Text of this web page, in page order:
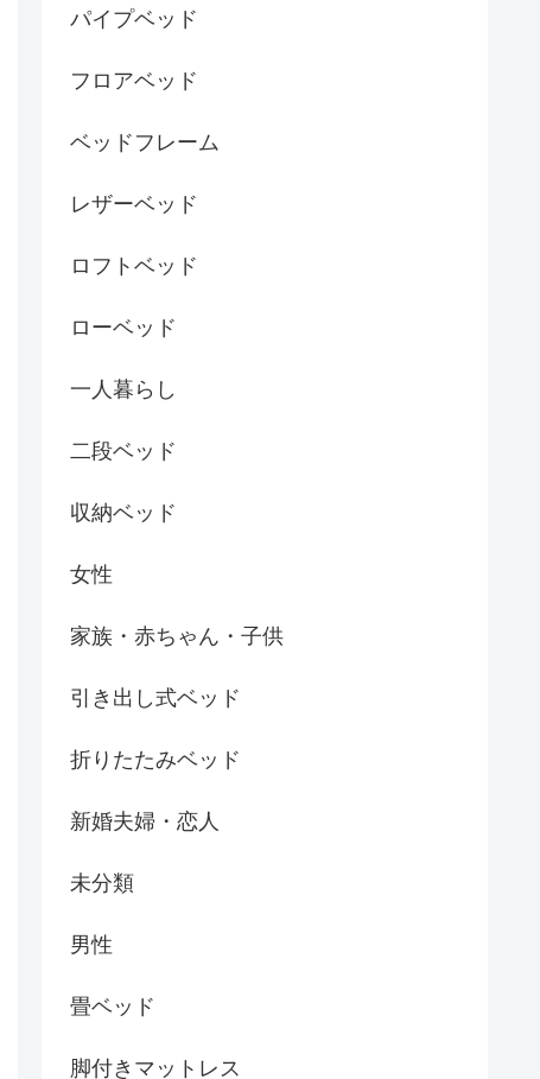
パイプベッド
フロアベッド
ベッドフレーム
レザーベッド
ロフトベッド
ローベッド
一人暮らし
二段ベッド
収納ベッド
女性
家族・赤ちゃん・子供
引き出し式ベッド
折りたたみベッド
新婚夫婦・恋人
未分類
男性
畳ベッド
脚付きマットレス